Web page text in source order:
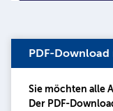
PDF-
Sie möchten alle
Der PDF-